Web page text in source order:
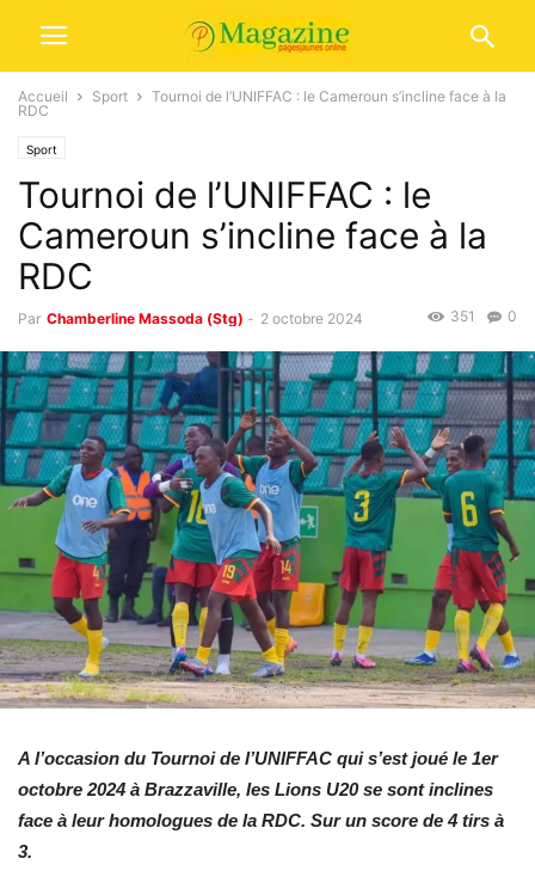
Accueil Sport
Tournoi de l’UNIFFAC : le Cameroun s’incline face à la
RDC
Sport
Tournoi de l’UNIFFAC : le
Cameroun s’incline face à la
RDC
Par Chamberline Massoda (Stg) - 2 octobre 2024 0
351
A l’occasion du Tournoi de l’UNIFFAC qui s’est joué le 1er
octobre 2024 à Brazzaville, les Lions U20 se sont inclines
face à leur homologues de la RDC. Sur un score de 4 tirs à
3.